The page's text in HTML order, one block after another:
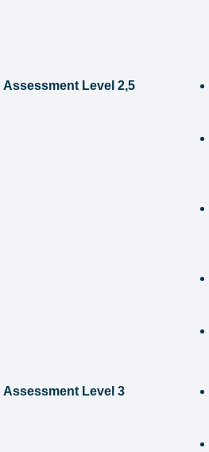
Assessment Level 2,5
Assessment Level 3